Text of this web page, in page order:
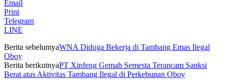
Email
Print
Telegram
LINE
Berita sebelumyaWNA Diduga Bekerja di Tambang Emas Ilegal
Oboy
Berita berikutnyaPT Xinfeng Gemah Semesta Terancam Sanksi
Berat atas Aktivitas Tambang Ilegal di Perkebunan Oboy